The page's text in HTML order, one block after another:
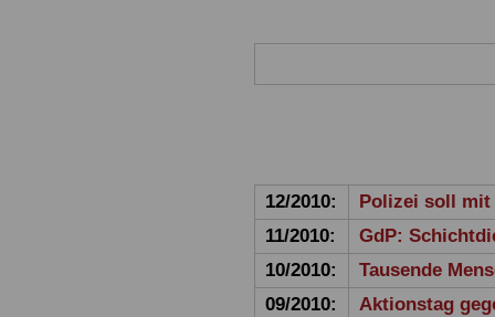
12/2010:
Polizei soll mit
11/2010:
GdP:
10/2010:
Tausende
09/2010:
Aktionstag